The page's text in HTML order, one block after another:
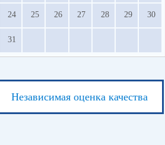
24 25 26 27 28 29 30
31
Независимая оценка качества